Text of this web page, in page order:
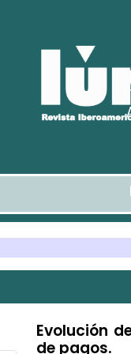
Evolución
de pagos.